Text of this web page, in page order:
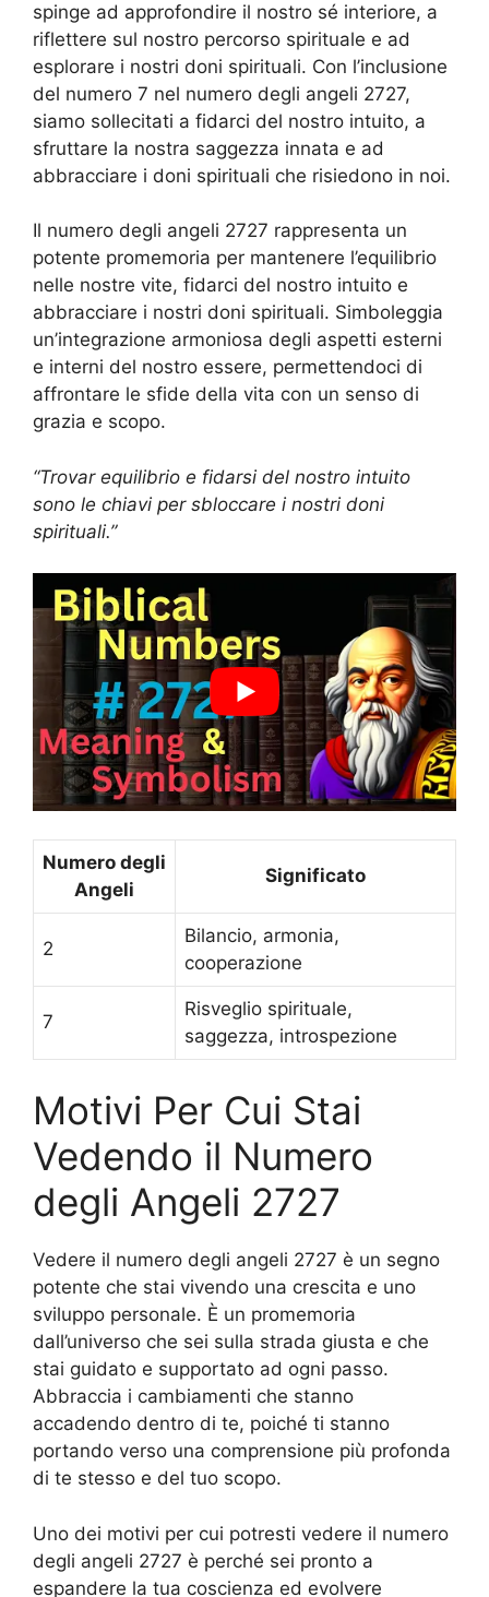
spinge ad approfondire il nostro sé interiore, a
riflettere sul nostro percorso spirituale e ad
esplorare i nostri doni spirituali. Con l’inclusione
del numero 7 nel numero degli angeli 2727,
siamo sollecitati a fidarci del nostro intuito, a
sfruttare la nostra saggezza innata e ad
abbracciare i doni spirituali che risiedono in noi.
Il numero degli angeli 2727 rappresenta un
potente promemoria per mantenere l’equilibrio
nelle nostre vite, fidarci del nostro intuito e
abbracciare i nostri doni spirituali. Simboleggia
un’integrazione armoniosa degli aspetti esterni
e interni del nostro essere, permettendoci di
affrontare le sfide della vita con un senso di
grazia e scopo.
“Trovar equilibrio e fidarsi del nostro intuito
sono le chiavi per sbloccare i nostri doni
spirituali.”
Numero degli
Angeli
Significato
2
Bilancio, armonia,
cooperazione
7
Risveglio spirituale,
saggezza, introspezione
Motivi Per Cui Stai
Vedendo il Numero
degli Angeli 2727
Vedere il numero degli angeli 2727 è un segno
potente che stai vivendo una crescita e uno
sviluppo personale. È un promemoria
dall’universo che sei sulla strada giusta e che
stai guidato e supportato ad ogni passo.
Abbraccia i cambiamenti che stanno
accadendo dentro di te, poiché ti stanno
portando verso una comprensione più profonda
di te stesso e del tuo scopo.
Uno dei motivi per cui potresti vedere il numero
degli angeli 2727 è perché sei pronto a
espandere la tua coscienza ed evolvere